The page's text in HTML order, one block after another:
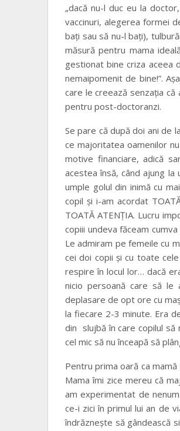
„dacă nu-l duc eu la
vaccinuri, alegerea formei
baţi sau să nu-l baţi),
măsură pentru mama
gestionat bine criza aceea
nemaipomenit de bine!”.
care le creează senzaţia că
pentru post-doctoranzi.
Se pare că după doi ani de
ce majoritatea oamenilor
motive financiare, adică
acestea însă, când ajung
umple golul din inimă cu
copil şi i-am acordat
TOATĂ ATENŢIA. Lucru
copiii undeva făceam
Le admiram pe femeile cu
cei doi copii şi cu toate
respire în locul lor… dacă
nicio persoană care să le
deplasare de opt ore cu
la fiecare 2-3 minute. Era
din slujbă în care copilul să
cel mic să nu înceapă să
Pentru prima oară ca
Mama îmi zice mereu că
am experimentat de
ce-i zici în primul lui an de
îndrăzneşte să gândească